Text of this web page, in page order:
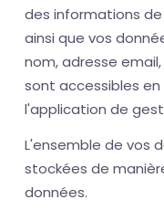
des informations
ainsi que vos
nom, adresse
sont accessibles
l'application de
L'ensemble de vos
stockées de
données.